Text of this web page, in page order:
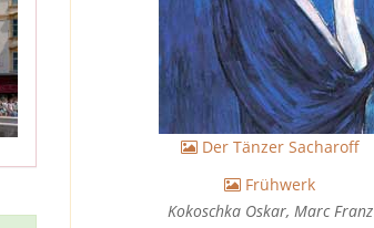
Der Tänzer Sacharoff
Frühwerk
Kokoschka Oskar, Marc Franz